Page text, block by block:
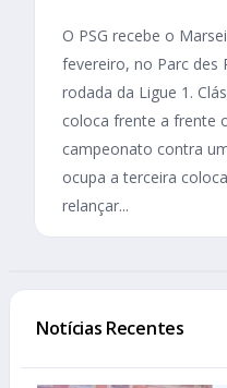
O PSG recebe o
fevereiro, no Parc des
rodada da Ligue 1.
coloca frente a frente
campeonato contra
ocupa a terceira
relançar...
Notícias Recentes